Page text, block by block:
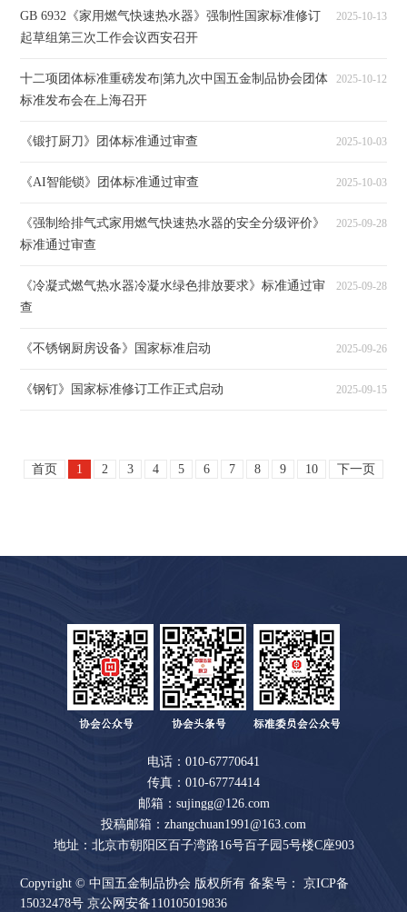
GB 6932《家用燃气快速热水器》强制性国家标准修订
起草组第三次工作会议西安召开
2025-10-13
十二项团体标准重磅发布|第九次中国五金制品协会团体
标准发布会在上海召开
2025-10-12
《锻打厨刀》团体标准通过审查 2025-10-03
《AI智能锁》团体标准通过审查 2025-10-03
《强制给排气式家用燃气快速热水器的安全分级评价》
标准通过审查
2025-09-28
《冷凝式燃气热水器冷凝水绿色排放要求》标准通过审
查
2025-09-28
《不锈钢厨房设备》国家标准启动 2025-09-26
《钢钉》国家标准修订工作正式启动 2025-09-15
首页 1 2 3 4 5 6 7 8 9 10 下一页
电话：010-67770641
传真：010-67774414
邮箱：sujingg@126.com
投稿邮箱：zhangchuan1991@163.com
地址：北京市朝阳区百子湾路16号百子园5号楼C座903
Copyright © 中国五金制品协会 版权所有 备案号：京ICP备
15032478号 京公网安备110105019836